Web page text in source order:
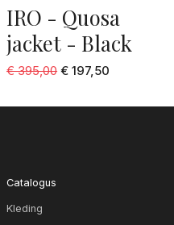
IRO - Quosa
jacket - Black
€ 395,00 € 197,50
Catalogus
Kleding